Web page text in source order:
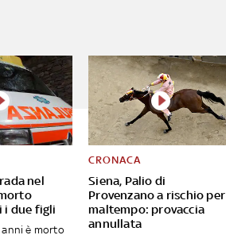
nel
i due figli
è morto
Siena, Palio di
Provenzano a rischio per
maltempo: provaccia
annullata
CRONACA